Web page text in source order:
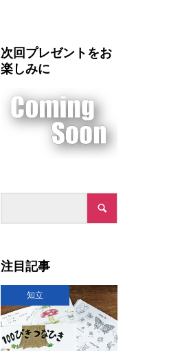
次回プレゼントをお
楽しみに
注目記事
知立